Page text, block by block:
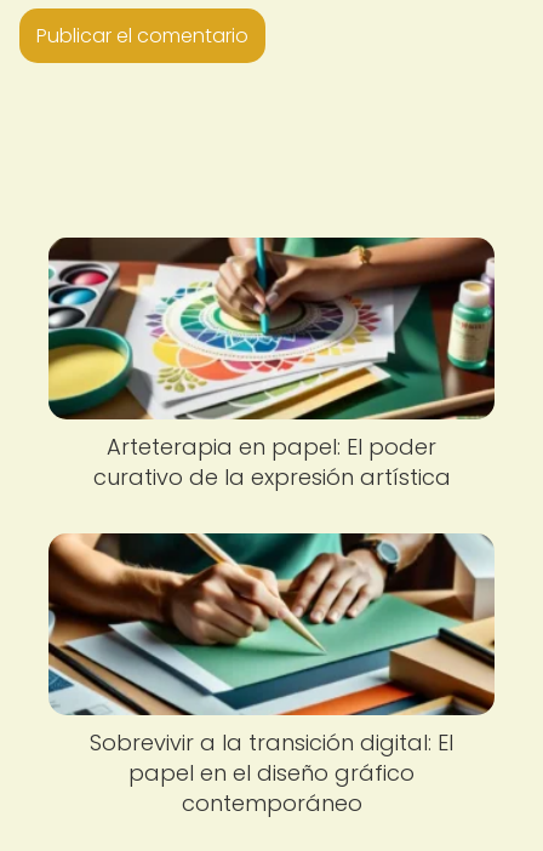
Arteterapia en papel: El poder
curativo de la expresión artística
Sobrevivir a la transición digital: El
papel en el diseño gráfico
contemporáneo